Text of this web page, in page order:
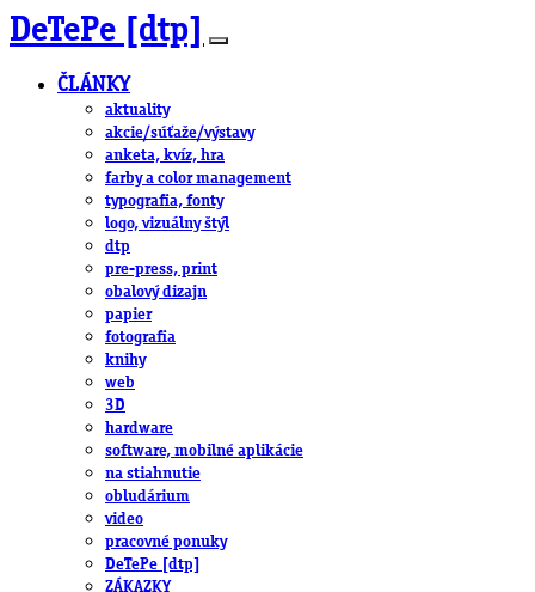
DeTePe [dtp]
ČLÁNKY
aktuality
akcie/súťaže/výstavy
anketa, kvíz, hra
farby a color management
typografia, fonty
logo, vizuálny štýl
dtp
pre-press, print
obalový dizajn
papier
fotografia
knihy
web
3D
hardware
software, mobilné aplikácie
na stiahnutie
obludárium
video
pracovné ponuky
DeTePe [dtp]
ZÁKAZKY